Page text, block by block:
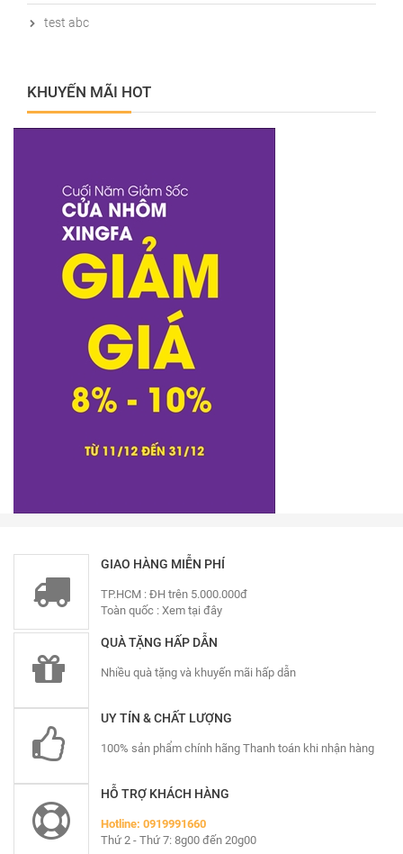
test abc
KHUYẾN MÃI HOT
GIAO HÀNG MIỄN PHÍ
TP.HCM : ĐH trên 5.000.000đ
Toàn quốc : Xem tại đây
QUÀ TẶNG HẤP DẪN
Nhiều quà tặng và khuyến mãi hấp dẫn
UY TÍN & CHẤT LƯỢNG
100% sản phẩm chính hãng Thanh toán khi nhận hàng
HỖ TRỢ KHÁCH HÀNG
Hotline: 0919991660
Thứ 2 - Thứ 7: 8g00 đến 20g00